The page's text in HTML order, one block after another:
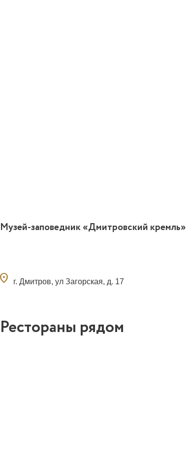
Музей-заповедник «Дмитровский кремль»
г. Дмитров, ул Загорская, д. 17
Рестораны рядом